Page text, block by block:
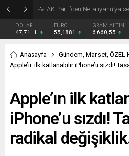
DOLAR
47,7111
EURO
55,1881
GRAM ALTIN
6.660,55
Anasayfa Gündem, Manşet, ÖZEL
Apple’ın ilk katlanabilir iPhone’u sızdı!
Apple’ın ilk
iPhone’u sızdı!
radikal